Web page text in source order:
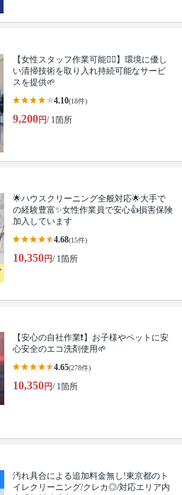
【女性スタッフ作業可能🙆‍♀️】環境に優し
い清掃技術を取り入れ持続可能なサービ
スを提供🌱
4.10(18件)
9,200円/ 1箇所
🌟ハウスクリーニング全般対応🌟大手で
の経験豊富✨女性作業員で安心👍損害保険
加入しています
4.68(15件)
10,350円/ 1箇所
【安心の自社作業❗️】お子様やペットに安
心安全のエコ洗剤使用🌱
4.65(278件)
10,350円/ 1箇所
汚れ具合による追加料金無し!東京都のト
イレクリーニング/クレカ◎/対応エリア内